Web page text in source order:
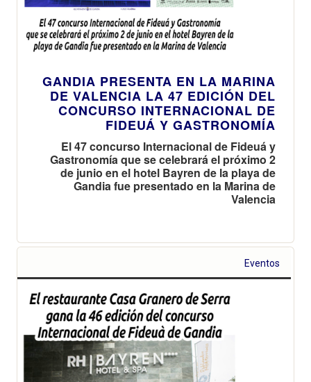
GANDIA PRESENTA EN LA MARINA
DE VALENCIA LA 47 EDICIÓN DEL
CONCURSO INTERNACIONAL DE
FIDEUÁ Y GASTRONOMÍA
El 47 concurso Internacional de Fideuá y
Gastronomía que se celebrará el próximo 2
de junio en el hotel Bayren de la playa de
Gandia fue presentado en la Marina de
Valencia
Eventos